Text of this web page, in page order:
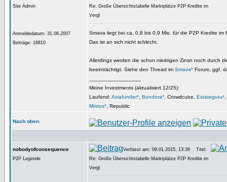
Site Admin
Anmeldedatum: 31.08.2007
Beiträge: 18810
Re: Große Übersichtstabelle Marktplätze P2P Kredite im
Vergl
Smava liegt bei ca. 0,8 bis 0,9 Mio. für die P2P Kredite im
Das ist an sich nicht schlecht.
Allerdings werden die schon niedrigen Zinsn noch durch
beeinträchtigt. Siehe den Thread im Smava* Forum, ggf.
Meine Investments (aktualisiert 12/25):
Laufend: Axiafunder* Bondora* , Crowdcube, Estateguru*
Mintos* , Republic
Nach oben
nobodyofconsequence
P2P Legende
Verfasst am: 09.01.2015, 13:36
Titel:
Re: Große Übersichtstabelle Marktplätze P2P Kredite im
Vergl